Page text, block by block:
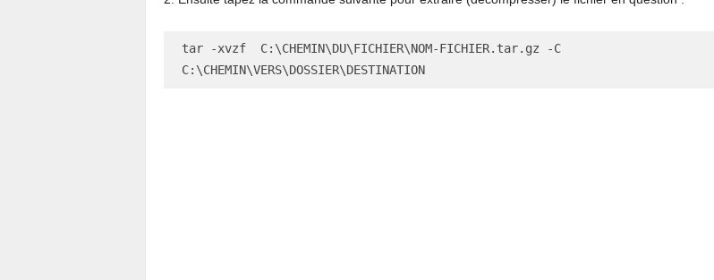
tar -xvzf  C:\CHEMIN\DU\FICHIER\NOM-FICHIER.tar.gz -C
C:\CHEMIN\VERS\DOSSIER\DESTINATION